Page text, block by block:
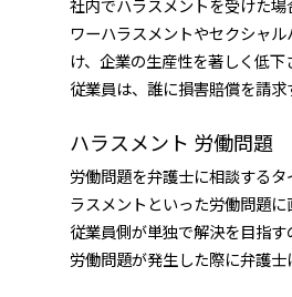
社内でハラスメントを受けた
ワーハラスメントやセクシャ
け、企業の生産性を著しく低
従業員は、誰に損害賠償を請
ハラスメント 労働問題
労働問題を弁護士に相談する
ラスメントといった労働問題に
従業員側が単独で解決を目指す
労働問題が発生した際に弁護